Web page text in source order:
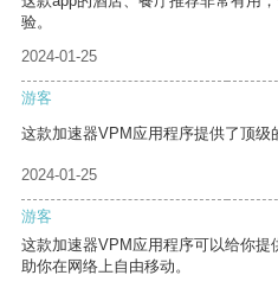
验。
2024-01-25
游客
这款加速器VPM应用程序提供了顶级
2024-01-25
游客
这款加速器VPM应用程序可以给你
助你在网络上自由移动。